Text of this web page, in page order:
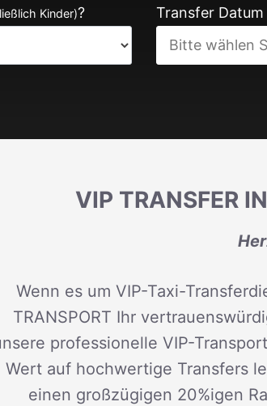
Kinder)? Transfer
VIP TRANSFER
Wenn es um VIP-Taxi-
TRANSPORT Ihr
professionelle VIP-
Wert auf hochwertige Transfers
einen großzügigen 20%igen